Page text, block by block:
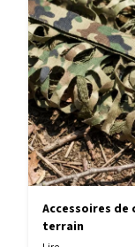
Accessoires
terrain